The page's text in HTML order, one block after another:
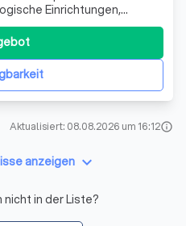
Einrichtungen,
psychiatrische Kliniken.
Betreuung von
Aktualisiert: 08.08.2026 um 16:12info
anzeigen keyboard_arrow_down
nicht in der Liste?